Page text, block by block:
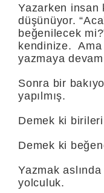
Yazarken insan
düşünüyor.
beğenilecek
kendinize.
yazmaya
Sonra bir
yapılmış.
Demek ki
Demek ki
Yazmak
yolculuk.